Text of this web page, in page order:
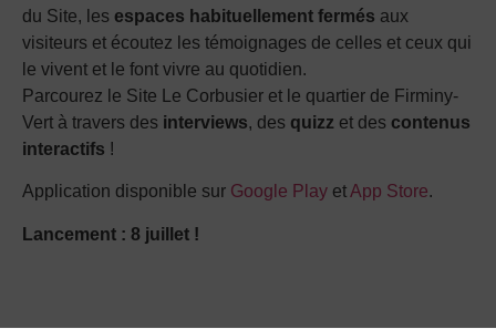
du Site, les espaces habituellement fermés aux
visiteurs et écoutez les témoignages de celles et ceux qui
le vivent et le font vivre au quotidien.
Parcourez le Site Le Corbusier et le quartier de Firminy-
Vert à travers des interviews, des quizz et des contenus
interactifs !
Application disponible sur Google Play etApp Store.
Lancement : 8 juillet !